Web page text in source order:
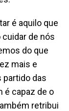
é aquilo que
de nós
do que
mais e
partido das
é capaz de o
retribui